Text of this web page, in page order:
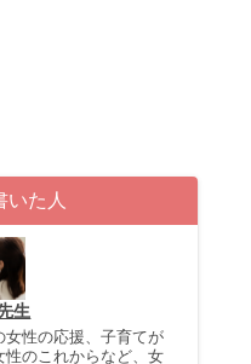
いた人
生
性の応援、子育てが
のこれからなど、女